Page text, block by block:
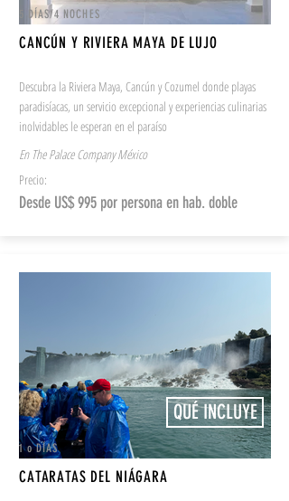
5 DÍAS/4 NOCHES
CANCÚN Y RIVIERA MAYA DE LUJO
Descubra la Riviera Maya, Cancún y Cozumel donde playas
paradisíacas, un servicio excepcional y experiencias culinarias
inolvidables le esperan en el paraíso
En The Palace Company México
Precio:
Desde US$ 995 por persona en hab. doble
1 o DÍAS
QUÉ INCLUYE
CATARATAS DEL NIÁGARA